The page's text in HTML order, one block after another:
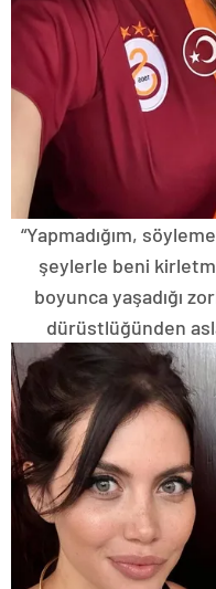
“Yapmadığım,
şeylerle beni
boyunca yaşadığı
dürüstlüğünden